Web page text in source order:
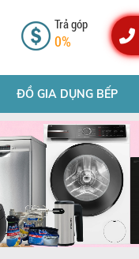
Trả góp
0%
ĐỒ GIA DỤNG BẾP